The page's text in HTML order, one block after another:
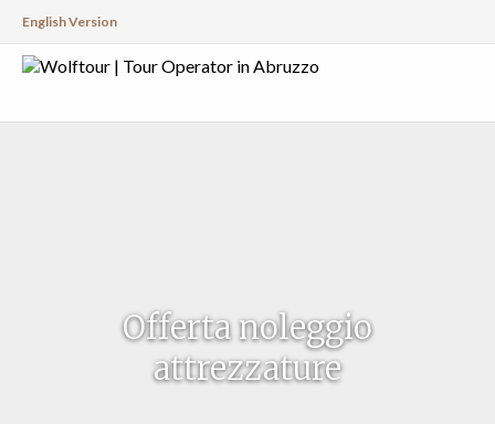
English Version
Offerta noleggio
attrezzature